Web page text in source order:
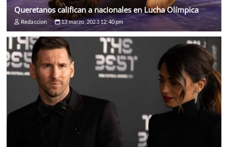
Queretanos califican a nacionales en Lucha Olímpica
Redaccion 13 marzo, 2023 12:40 pm